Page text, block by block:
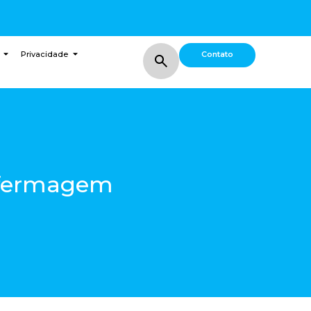
Privacidade Contato